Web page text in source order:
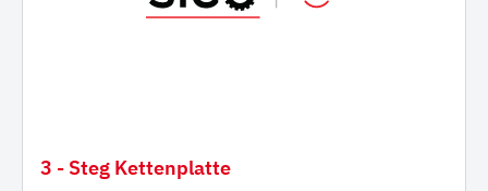
3 - Steg Kettenplatte